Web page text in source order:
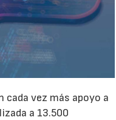
vez más apoyo a
a 13.500